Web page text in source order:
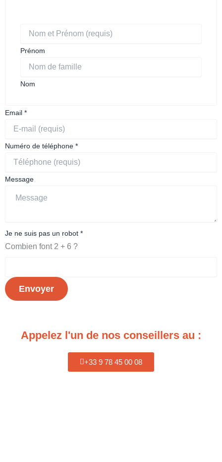
Prénom
Nom
Prénom
Email *
Numéro de téléphone *
Message
Je ne suis pas un robot *
Combien font 2 + 6 ?
Envoyer
Appelez l'un de nos conseillers au :
+33 9 78 45 00 08